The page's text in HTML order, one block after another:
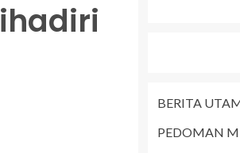
BERITA
PEDOMAN